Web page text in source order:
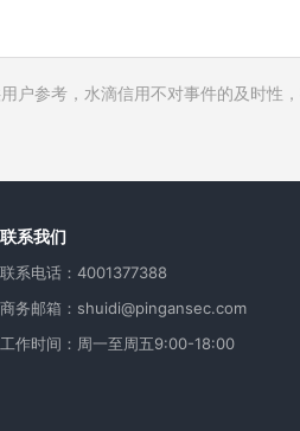
户参考，水滴信用不对事件的及时性
联系我们
联系电话：4001377388
商务邮箱：shuidi@pingansec.com
工作时间：周一至周五9:00-18:00